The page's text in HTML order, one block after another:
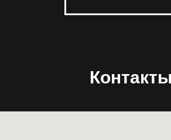
Контакты